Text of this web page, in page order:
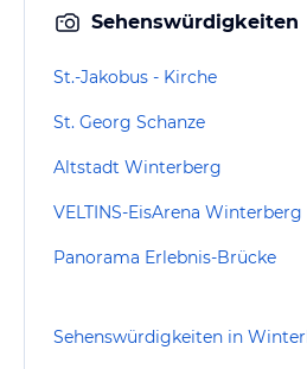
Sehenswürdigkeiten
St.-Jakobus - Kirche
St. Georg Schanze
Altstadt Winterberg
VELTINS-EisArena Winterberg
Panorama Erlebnis-Brücke
Sehenswürdigkeiten in